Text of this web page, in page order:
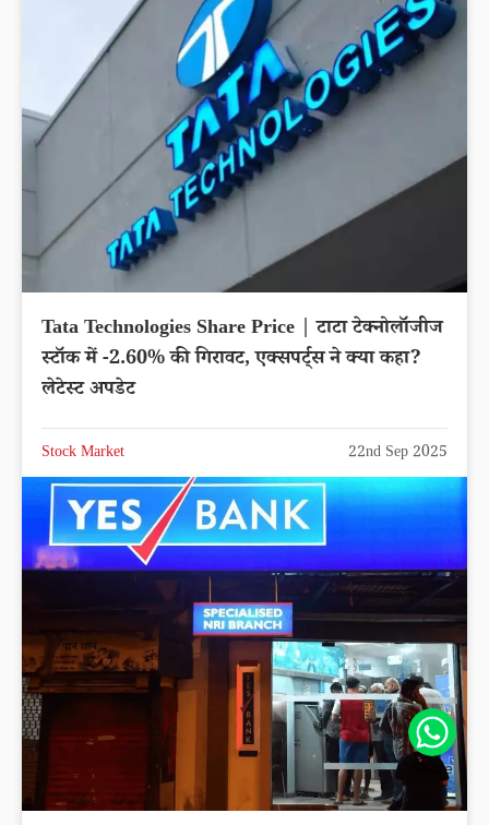
Tata Technologies Share Price | टाटा टेक्नोलॉजीज
स्टॉक में -2.60% की गिरावट, एक्सपर्ट्स ने क्या कहा?
लेटेस्ट अपडेट
Stock Market 22nd Sep 2025
Share